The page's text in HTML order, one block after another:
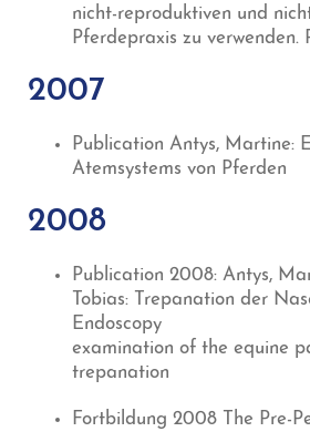
nicht-reproduktiven und
Pferdepraxis zu verwenden.
2007
Publication Antys, Martine:
Atemsystems von Pferden
2008
Publication 2008: Antys,
Tobias: Trepanation der
Endoscopy
examination of the equine
trepanation
Fortbildung 2008 The Pre-